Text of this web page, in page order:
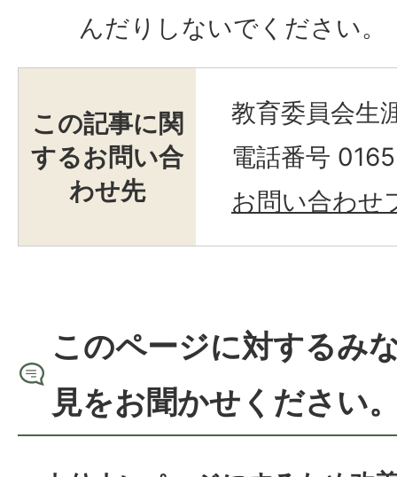
んだりしないでください。
この記事に関
するお問い合
わせ先
教育委員会生
電話番号
お問い合わせ
このページに対するみ
見をお聞かせください